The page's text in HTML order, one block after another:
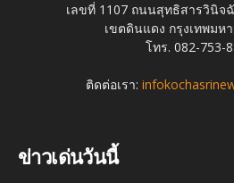
เลขที่ 1107 ถนนสุทธิสารวินิจ
เขตดินแดง กรุงเทพมห
โทร. 082-753-
ติดต่อเรา:
ข่าวเด่นวันนี้